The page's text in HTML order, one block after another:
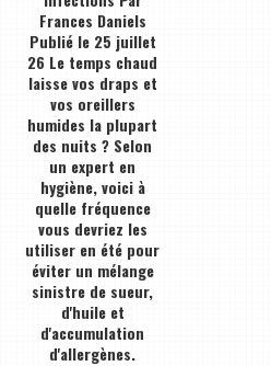
Frances Daniels
Publié le 25 juillet
26 Le temps chaud
laisse vos draps et
vos oreillers
humides la plupart
des nuits ? Selon
un expert en
hygiène, voici à
quelle fréquence
vous devriez les
utiliser en été pour
éviter un mélange
sinistre de sueur,
d'huile et
d'accumulation
d'allergènes.